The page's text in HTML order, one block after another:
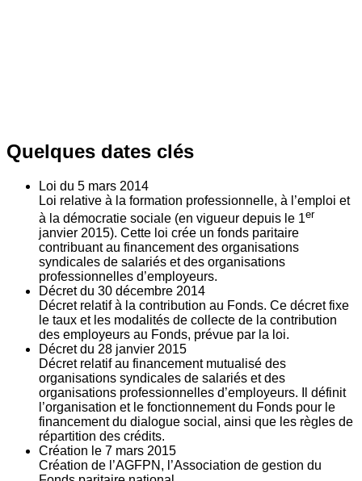
Quelques dates clés
Loi du 5 mars 2014
Loi relative à la formation professionnelle, à l’emploi et
à la démocratie sociale (en vigueur depuis le 1er
janvier 2015). Cette loi crée un fonds paritaire
contribuant au financement des organisations
syndicales de salariés et des organisations
professionnelles d’employeurs.
Décret du 30 décembre 2014
Décret relatif à la contribution au Fonds. Ce décret fixe
le taux et les modalités de collecte de la contribution
des employeurs au Fonds, prévue par la loi.
Décret du 28 janvier 2015
Décret relatif au financement mutualisé des
organisations syndicales de salariés et des
organisations professionnelles d’employeurs. Il définit
l’organisation et le fonctionnement du Fonds pour le
financement du dialogue social, ainsi que les règles de
répartition des crédits.
Création le 7 mars 2015
Création de l’AGFPN, l’Association de gestion du